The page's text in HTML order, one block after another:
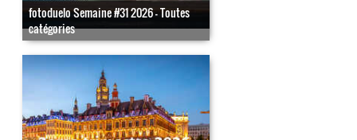
fotoduelo Semaine #31 2026 - Toutes
catégories